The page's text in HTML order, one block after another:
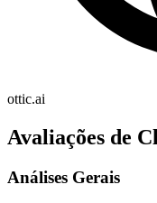
ottic.ai
Avaliações de
Análises Gerais